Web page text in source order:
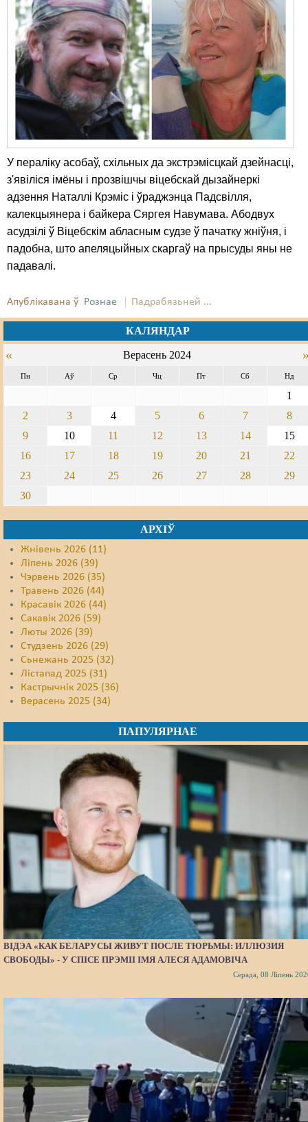
У пераліку асобаў, схільных да экстрэмісцкай дзейнасці,
з'явіліся імёны і прозвішчы віцебскай дызайнеркі
адзення Наталлі Крэміс і ўраджэнца Падсвілля,
калекцыянера і байкера Сяргея Навумава. Абодвух
асудзілі ў Віцебскім абласным судзе ў пачатку жніўня, і
падобна, што апеляцыйных скаргаў на прысуды яны не
падавалі.
Апублікавана ў Рознае Падрабязьней ...
КАЛЯНДАР
« Верасень 2024
Пн Аў Ср Чц Пт Сб Нд
1
2
3 4 5 6 7
8
9
10 11 12 13 14
15
16
17 18 19 20 21
22
23
24 25 26 27 28
29
30
АРХІЎ
Жнівень 2026 (11)
Ліпень 2026 (39)
Чэрвень 2026 (35)
Травень 2026 (44)
Красавік 2026 (44)
Сакавік 2026 (59)
Люты 2026 (39)
Студзень 2026 (29)
Сьнежань 2025 (32)
Лістапад 2025 (31)
Кастрычнік 2025 (36)
Верасень 2025 (34)
ПАПУЛЯРНАЕ
ВІДЭА «КАК БЕЛАРУСЫ ЖИВУТ ПОСЛЕ ТЮРЬМЫ: ИЛЛЮЗИЯ
СВОБОДЫ» - У СПІСЕ ПРЭМІІ ІМЯ АЛЕСЯ АДАМОВІЧА
Серада, 08 Ліпень
Экалёгія
Правы працоўных
Сацыяльныя правы